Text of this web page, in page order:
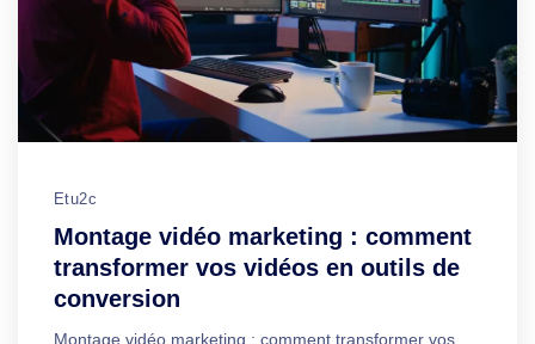
Etu2c
Montage vidéo marketing : comment
transformer vos vidéos en outils de
conversion
Montage vidéo marketing : comment transformer vos